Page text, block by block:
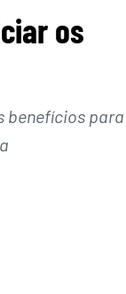
os
benefícios para